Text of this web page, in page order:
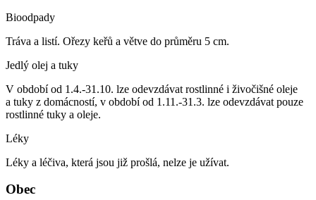
Bioodpady
Tráva a listí. Ořezy keřů a větve do průměru 5 cm.
Jedlý olej a tuky
V období od 1.4.-31.10. lze odevzdávat rostlinné i živočišné oleje
a tuky z domácností, v období od 1.11.-31.3. lze odevzdávat pouze
rostlinné tuky a oleje.
Léky
Léky a léčiva, která jsou již prošlá, nelze je užívat.
Obec